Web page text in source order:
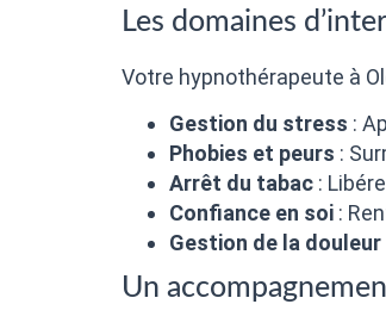
Les domaines
Votre hypnothérapeute à
Gestion du stress :
Phobies et peurs :
Arrêt du tabac :
Confiance en soi :
Gestion de la douleur
Un